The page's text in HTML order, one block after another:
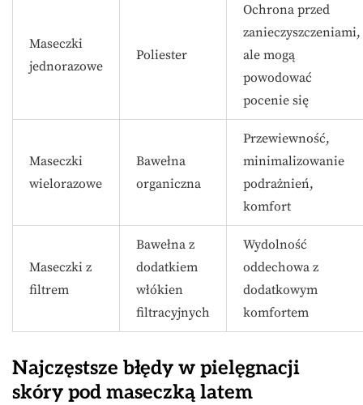
Maseczki
jednorazowe
Poliester
Ochrona przed
zanieczyszczeniami,
ale mogą
powodować
pocenie się
Maseczki
wielorazowe
Bawełna
organiczna
Przewiewność,
minimalizowanie
podrażnień,
komfort
Maseczki z
filtrem
Bawełna z
dodatkiem
włókien
filtracyjnych
Wydolność
oddechowa z
dodatkowym
komfortem
Najczęstsze błędy w pielęgnacji
skóry pod maseczką latem